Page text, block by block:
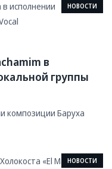
НОВОСТИ
в
группы
композиции Баруха
НОВОСТИ